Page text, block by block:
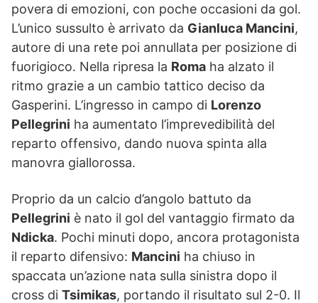
povera di emozioni, con poche occasioni da gol.
L’unico sussulto è arrivato da Gianluca Mancini,
autore di una rete poi annullata per posizione di
fuorigioco. Nella ripresa la Roma ha alzato il
ritmo grazie a un cambio tattico deciso da
Gasperini. L’ingresso in campo di Lorenzo
Pellegrini ha aumentato l’imprevedibilità del
reparto offensivo, dando nuova spinta alla
manovra giallorossa.
Proprio da un calcio d’angolo battuto da
Pellegrini è nato il gol del vantaggio firmato da
Ndicka. Pochi minuti dopo, ancora protagonista
il reparto difensivo: Mancini ha chiuso in
spaccata un’azione nata sulla sinistra dopo il
cross di Tsimikas, portando il risultato sul 2-0. Il